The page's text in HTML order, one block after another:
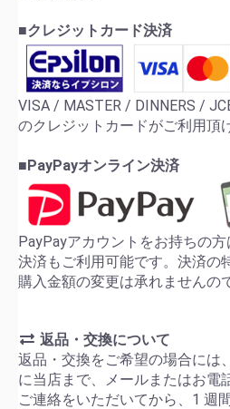
■クレジットカード決済
VISA / MASTER / DINNERS /
のクレジットカードがご利用頂
■PayPayオンライン決済
PayPayアカウントをお持ちの
決済もご利用可能です。決済の
購入金額の変更は承れませんの
返品・交換について
返品・交換をご希望の場合には
に当店まで、メールまたはお電
ご連絡をいただいてから、1 週